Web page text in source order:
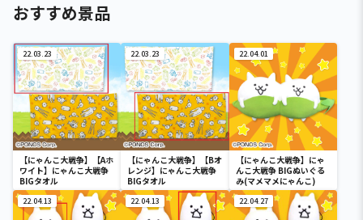
おすすめ景品
22.03.23
【にゃんこ大戦争】【Aホ
ワイト】にゃんこ大戦争
BIGタオル
22.03.23
【にゃんこ大戦争】【Bオ
レンジ】にゃんこ大戦争
BIGタオル
22.04.01
【にゃんこ大戦争】にゃ
んこ大戦争 BIGぬいぐる
み(マメマメにゃんこ)
22.04.13 22.04.13 22.04.27